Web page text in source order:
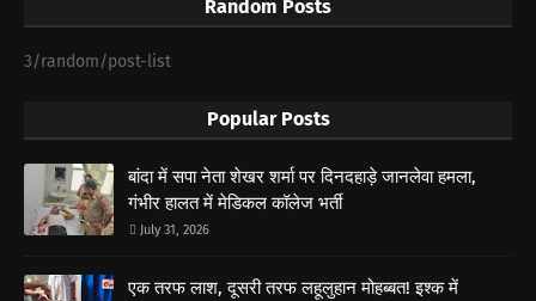
Random Posts
3/random/post-list
Popular Posts
बांदा में सपा नेता शेखर शर्मा पर दिनदहाड़े जानलेवा हमला,
गंभीर हालत में मेडिकल कॉलेज भर्ती
July 31, 2026
एक तरफ लाश, दूसरी तरफ लहूलुहान मोहब्बत! इश्क में